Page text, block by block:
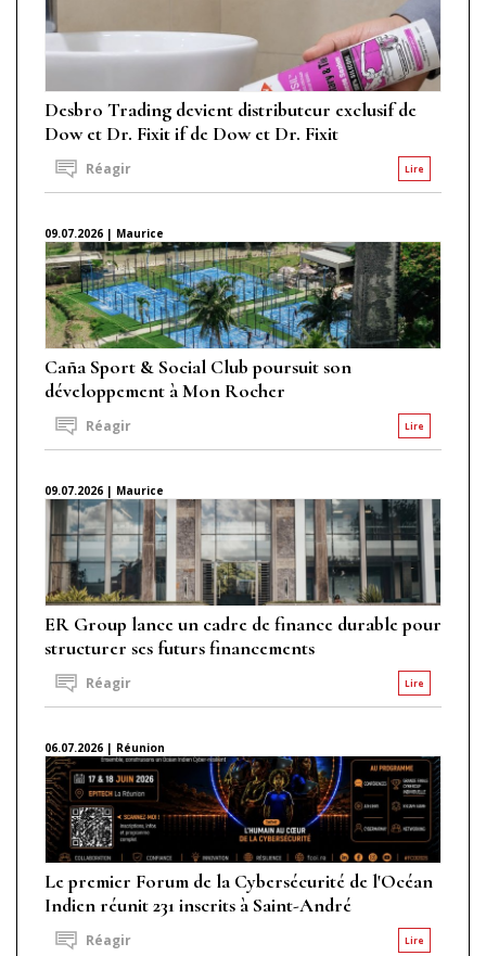
Desbro Trading devient distributeur exclusif de
Dow et Dr. Fixit if de Dow et Dr. Fixit
Lire
Réagir
09.07.2026 | Maurice
Caña Sport & Social Club poursuit son
développement à Mon Rocher
Lire
Réagir
09.07.2026 | Maurice
ER Group lance un cadre de finance durable pour
structurer ses futurs financements
Lire
Réagir
06.07.2026 | Réunion
Le premier Forum de la Cybersécurité de l'Océan
Indien réunit 231 inscrits à Saint-André
Lire
Réagir